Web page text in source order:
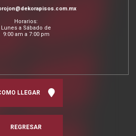
Horarios:
Lunes a Sábado de
9:00 am a 7:00 pm
LLEGAR
REGRESAR